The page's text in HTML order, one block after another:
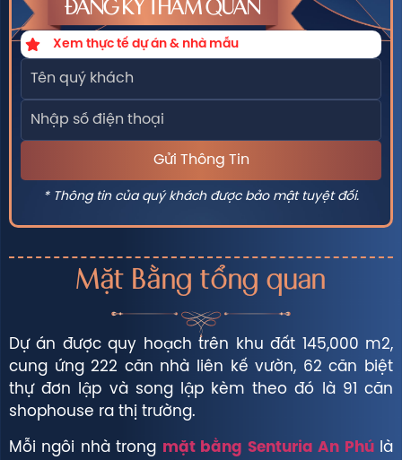
ĐĂNG KÝ THAM QUAN
Xem thực tế dự án & nhà mẫu
* Thông tin của quý khách được bảo mật tuyệt đối.
Mặt Bằng tổng quan
Dự án được quy hoạch trên khu đất 145,000 m2,
cung ứng 222 căn nhà liên kế vườn, 62 căn biệt
thự đơn lập và song lập kèm theo đó là 91 căn
shophouse ra thị trường.
Mỗi ngôi nhà trong mặt bằng Senturia An Phúlà